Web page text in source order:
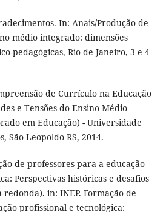
In: Anais/Produção de
médio integrado: dimensões
pedagógicas, Rio de Janeiro, 3 e 4
de Currículo na Educação
e Tensões do Ensino Médio
em Educação) - Universidade
São Leopoldo RS, 2014.
de professores para a educação
Perspectivas históricas e desafios
in: INEP. Formação de
profissional e tecnológica: